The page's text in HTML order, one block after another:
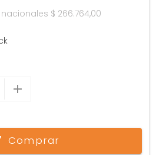
$ 266.764,00
Comprar